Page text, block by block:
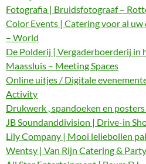
Fotografia | Bruidsfotograaf –
Color Events | Catering voor al
– World
De Polderij | Vergaderboerderij in
Maassluis – Meeting Spaces
Online uitjes / Digitale
Activity
Drukwerk , spandoeken en
JB Soundanddivision | Drive-in
Lily Company | Mooi leliebollen
Wentsy | Van Rijn Catering &